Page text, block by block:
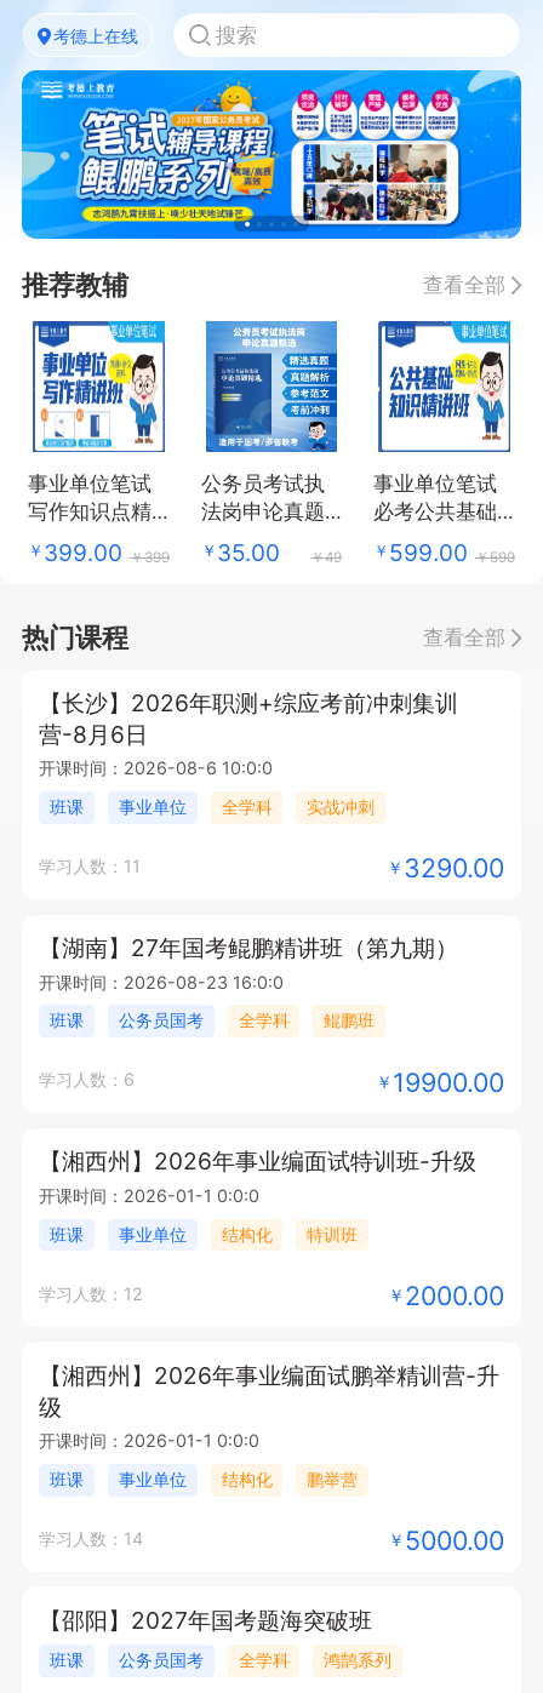
考德上在线
推荐教辅 查看全部
事业单位笔试
写作知识点精
讲
￥ 399.00 ￥399
公务员考试执
法岗申论真题
精选
￥ 35.00 ￥49
事业单位笔试
必考公共基础
知识点精讲
￥ 599.00 ￥599
热门课程 查看全部
【长沙】2026年职测+综应考前冲刺集训
营-8月6日
开课时间：2026-08-6 10:0:0
班课 事业单位 全学科 实战冲刺
学习人数：11 ￥ 3290.00
【湖南】27年国考鲲鹏精讲班（第九期）
开课时间：2026-08-23 16:0:0
班课 公务员国考 全学科 鲲鹏班
学习人数：6 ￥ 19900.00
【湘西州】2026年事业编面试特训班-升级
开课时间：2026-01-1 0:0:0
班课 事业单位 结构化 特训班
学习人数：12 ￥ 2000.00
【湘西州】2026年事业编面试鹏举精训营-升
级
开课时间：2026-01-1 0:0:0
班课 事业单位 结构化 鹏举营
学习人数：14 ￥ 5000.00
【邵阳】2027年国考题海突破班
班课 公务员国考 全学科 鸿鹄系列